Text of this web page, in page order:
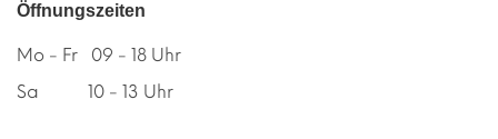
Öffnungszeiten
Mo - Fr 09 - 18 Uhr
Sa 10 - 13 Uhr